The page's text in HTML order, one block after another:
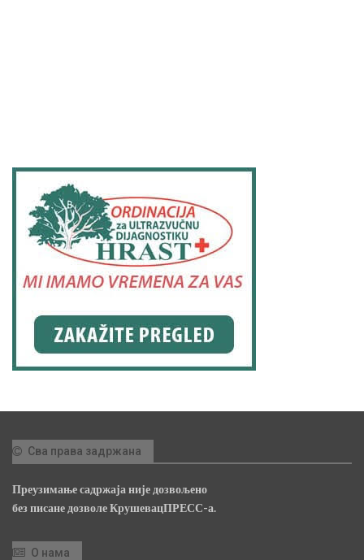
Сва права задржана
Преузимање садржаја није дозвољено
без писане дозволе КрушевацПРЕСС-а.
О нама